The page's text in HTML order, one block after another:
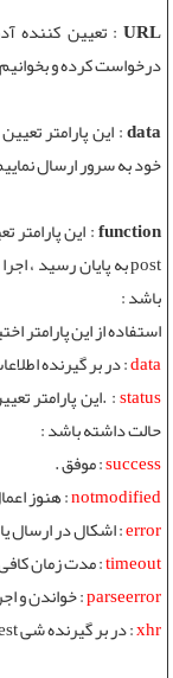
URL: تعیین کننده
درخواست کرده و بخوانیم
data: این پارامتر
خود به سرور ارسال
function: این
postبه پایان رسید ،
باشد :
استفاده از این پارامتر
data: در بر گیرنده
status: .این پارامتر
حالت داشته باشد :
success: موفق .
notmodified: هنوز
error: اشکال در ارسال
timeout: مدت زمان
parseerror: خواندن و
xhr: در بر گیرنده شی XmlHttpRequest است .